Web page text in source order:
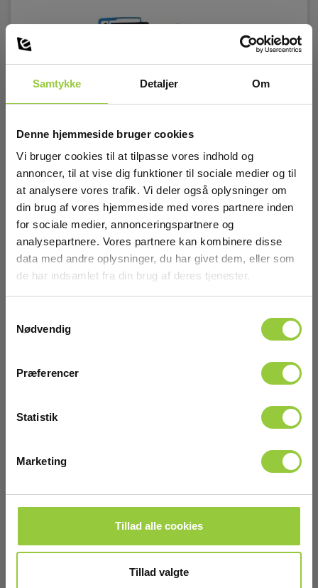
Samtykke Detaljer Om
Denne hjemmeside bruger cookies
Vi bruger cookies til at tilpasse vores indhold og
annoncer, til at vise dig funktioner til sociale medier og til
at analysere vores trafik. Vi deler også oplysninger om
din brug af vores hjemmeside med vores partnere inden
for sociale medier, annonceringspartnere og
analysepartnere. Vores partnere kan kombinere disse
data med andre oplysninger, du har givet dem, eller som
de har indsamlet fra din brug af deres tjenester.
Nødvendig
Præferencer
Statistik
Marketing
Tillad alle cookies
Tillad valgte
Metrel A1502 Fleksibel strømtang for PQA
instrument
EAN 3831063429142
EL-NR 6398915539
3.025,00 DKK
Læs mere